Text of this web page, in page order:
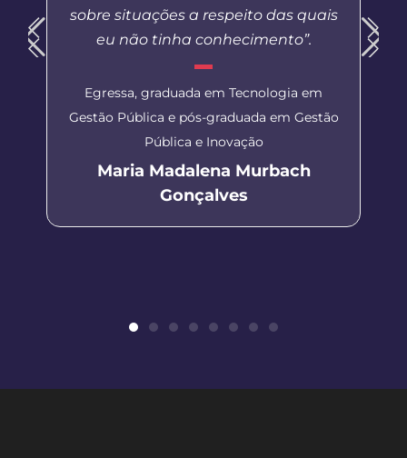
sobre situações a respeito das quais
eu não tinha conhecimento”.
Egressa, graduada em Tecnologia em
Gestão Pública e pós-graduada em Gestão
Pública e Inovação
Maria Madalena Murbach
Gonçalves